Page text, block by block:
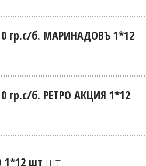
гр.с/б. МАРИНАДОВЪ 1*12
гр.с/б. РЕТРО АКЦИЯ 1*12
1*12 шт шт.